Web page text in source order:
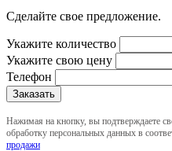
Сделайте свое предложение.
Укажите количество
Укажите свою цену
Телефон
Нажимая на кнопку, вы подтверждаете
обработку персональных данных в
продажи